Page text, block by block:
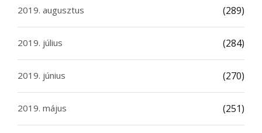
2019. augusztus (289)
2019. július (284)
2019. június (270)
2019. május (251)